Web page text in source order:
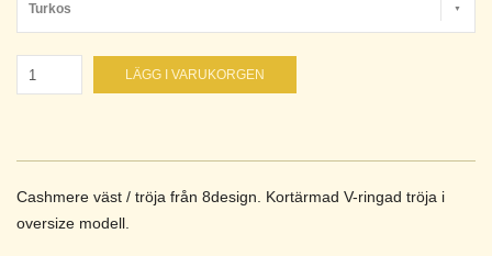
Turkos
LÄGG I VARUKORGEN
Cashmere väst / tröja från 8design. Kortärmad V-ringad tröja i
oversize modell.